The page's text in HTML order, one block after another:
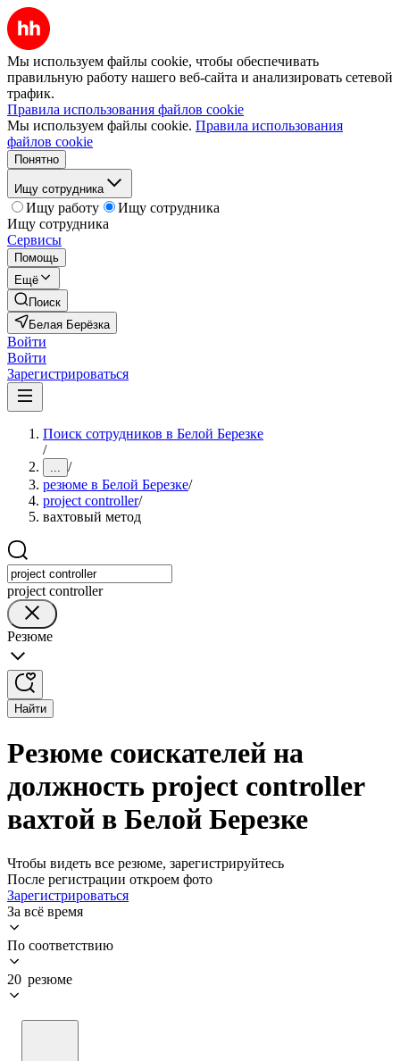
Мы используем файлы cookie, чтобы обеспечивать
правильную работу нашего веб-сайта и анализировать сетевой
трафик.
Правила использования файлов cookie
Мы используем файлы cookie. Правила использования
файлов cookie
Понятно
Ищу сотрудника
Ищу работу
Ищу сотрудника
Ищу сотрудника
Сервисы
Помощь
Ещё
Поиск
Белая Берёзка
Войти
Войти
Зарегистрироваться
Поиск сотрудников в Белой Березке
/
... /
резюме в Белой Березке/
project controller/
вахтовый метод
project controller
Резюме
Найти
Резюме соискателей на
должность project controller
вахтой в Белой Березке
Чтобы видеть все резюме, зарегистрируйтесь
После регистрации откроем фото
Зарегистрироваться
За всё время
По соответствию
20 резюме